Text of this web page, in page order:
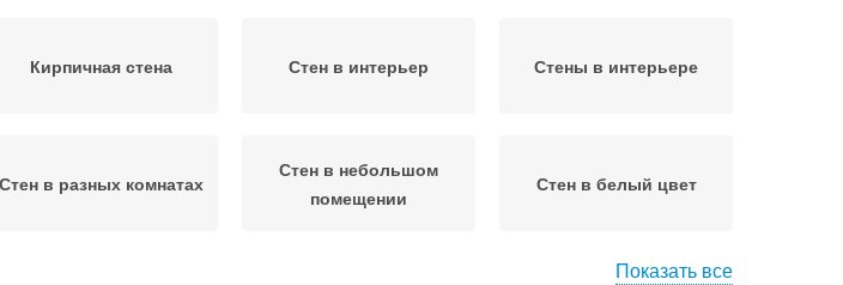
Кирпичная стена Стен в интерьер Стены в интерьере
Стен в разных комнатах
Стен в небольшом
помещении
Стен в белый цвет
Показать все